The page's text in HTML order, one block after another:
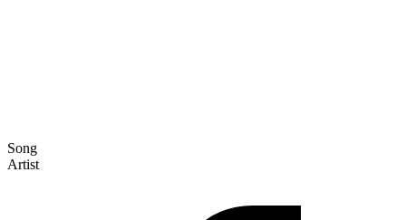
Song
Artist